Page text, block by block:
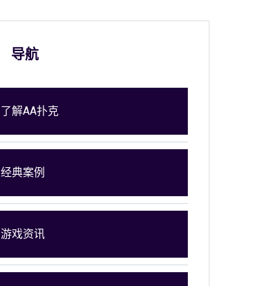
导航
了解AA扑克
经典案例
游戏资讯